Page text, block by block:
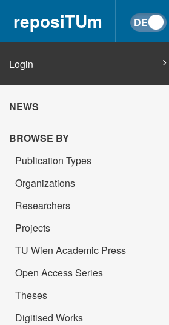
reposiTUm
Login
NEWS
BROWSE BY
Publication Types
Organizations
Researchers
Projects
TU Wien Academic Press
Open Access Series
Theses
Digitised Works